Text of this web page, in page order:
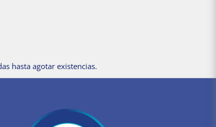
hasta agotar existencias.